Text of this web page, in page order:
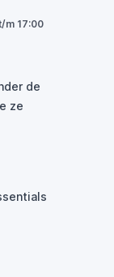
m 17:00
de
ze